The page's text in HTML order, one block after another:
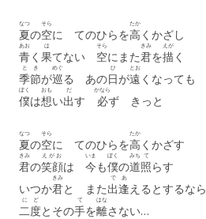
夏
なつ
の空
そら
に てのひらを高
たか
くかざし
青
あお
く 果
は
てない 空
そら
にまた君
きみ
を描
えが
く
季節
とき
が巡
めぐ
る あの日
ひ
が遠
とお
くなっても
僕
ぼく
は想
おも
い出
だ
す 必
かなら
ず きっと
夏
なつ
の空
そら
に てのひらを高
たか
くかざす
君
きみ
の笑顔
えがお
は 今
いま
も僕
ぼく
の道
みち
照
て
らす
いつか君
きみ
と また出
で
逢
あ
えるとするなら
二
に
度
ど
とその手
て
を離
はな
さない…